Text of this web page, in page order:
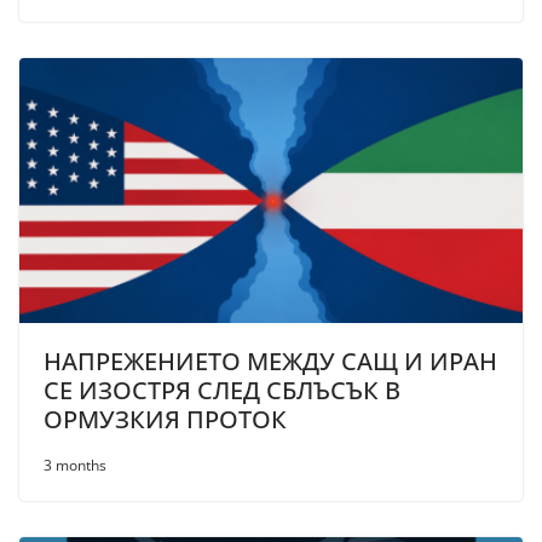
НАПРЕЖЕНИЕТО МЕЖДУ САЩ И ИРАН
СЕ ИЗОСТРЯ СЛЕД СБЛЪСЪК В
ОРМУЗКИЯ ПРОТОК
3 months